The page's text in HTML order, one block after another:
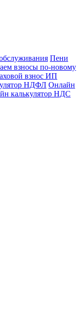
Пени
взносы по-новому
взнос ИП
НДФЛ Онлайн
калькулятор НДС